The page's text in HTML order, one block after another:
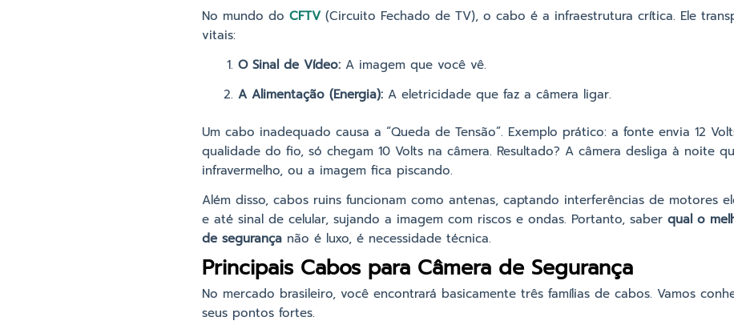
No mundo do CFTV(Circuito Fechado de TV), o cabo é a infraestrutura crítica. Ele
vitais:
O Sinal de Vídeo: A imagem que você vê.
A Alimentação (Energia): A eletricidade que faz a câmera ligar.
Um cabo inadequado causa a “Queda de Tensão”. Exemplo prático: a fonte envia 12
qualidade do fio, só chegam 10 Volts na câmera. Resultado? A câmera desliga à noite
infravermelho, ou a imagem fica piscando.
Além disso, cabos ruins funcionam como antenas, captando interferências de motores
e até sinal de celular, sujando a imagem com riscos e ondas. Portanto, saber qual o
de segurança não é luxo, é necessidade técnica.
Principais Cabos para Câmera de Segurança
No mercado brasileiro, você encontrará basicamente três famílias de cabos. Vamos
seus pontos fortes.